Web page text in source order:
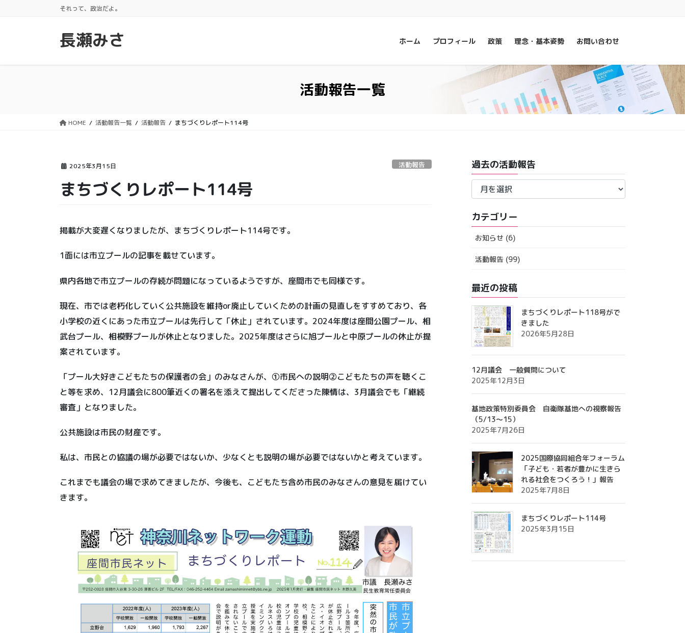
それって、政治だよ。
長瀬みさ ホーム プロフィール 政策 理念・基本姿勢 お問い合わせ
活動報告一覧
HOME 活動報告一覧 活動報告 まちづくりレポート114号
2025年3月15日 活動報告
まちづくりレポート114号
掲載が大変遅くなりましたが、まちづくりレポート114号です。
1面には市立プールの記事を載せています。
県内各地で市立プールの存続が問題になっているようですが、座間市でも同様です。
現在、市では老朽化していく公共施設を維持or廃止していくための計画の見直しをすすめており、各
小学校の近くにあった市立プールは先行して「休止」されています。2024年度は座間公園プール、相
武台プール、相模野プールが休止となりました。2025年度はさらに旭プールと中原プールの休止が提
案されています。
「プール大好きこどもたちの保護者の会」のみなさんが、①市民への説明②こどもたちの声を聴くこ
と等を求め、12月議会に800筆近くの署名を添えて提出してくださった陳情は、3月議会でも「継続
審査」となりました。
公共施設は市民の財産です。
私は、市民との協議の場が必要ではないか、少なくとも説明の場が必要ではないかと考えています。
これまでも議会の場で求めてきましたが、今後も、こどもたち含め市民のみなさんの意見を届けてい
きます。
過去の活動報告
過
活
動
報
カテゴリー
お知らせ (6)
活動報告 (99)
最近の投稿
まちづくりレポート118号がで
きました
2026年5月28日
12月議会 一般質問について
2025年12月3日
基地政策特別委員会 自衛隊基地への視察報告
（5/13～15）
2025年7月26日
2025国際協同組合年フォーラム
「子ども・若者が豊かに生きら
れる社会をつくろう！」報告
2025年7月8日
まちづくりレポート114号
2025年3月15日